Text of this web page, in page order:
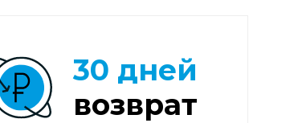
30 дней
возврат